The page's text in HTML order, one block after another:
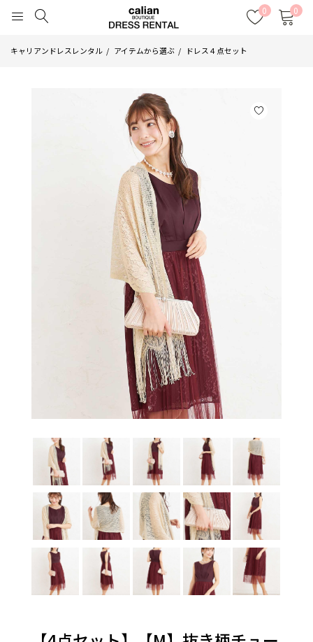
0 0
キャリアンドレスレンタル アイテムから選ぶ ドレス４点セット